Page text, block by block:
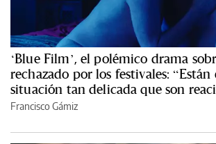
‘Blue Film’, el polémico drama
rechazado por los festivales: “Están
situación tan delicada que son
Francisco Gámiz